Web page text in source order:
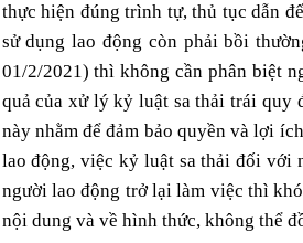
thực hiện đúng trình tự, thủ tục dẫn
sử dụng lao động còn phải bồi
01/2/2021) thì không cần phân biệt
quả của xử lý kỷ luật sa thải trái quy
này nhằm để đảm bảo quyền và lợi
lao động, việc kỷ luật sa thải đối với
người lao động trở lại làm việc thì
nội dung và về hình thức, không thể